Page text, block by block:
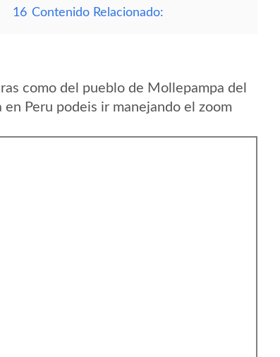
16 Contenido Relacionado:
como del pueblo de Mollepampa del
Peru podeis ir manejando el zoom